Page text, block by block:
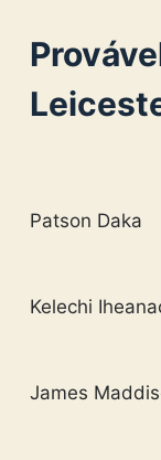
Patson Daka
Kelechi
James